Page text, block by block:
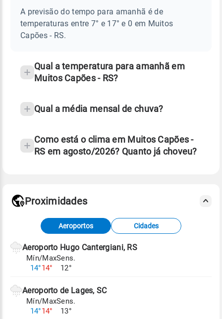
MUITOS
CAPÕES
sobre
chuva
A previsão do tempo para amanhã é de
temperaturas entre 7° e 17° e 0 em Muitos
Capões - RS.
Qual a temperatura para amanhã em
Muitos Capões - RS?
Qual a média mensal de chuva?
Como está o clima em Muitos Capões -
RS em agosto/2026? Quanto já choveu?
Fonte: dados combinados de estações
meteorológicas e satélite do Centro de Previsão
de Tempo e Estudos Climáticos (CPTEC).
Para obter mais informações sobre os dados
Proximidades
Aeroportos Cidades
Aeroporto Hugo Cantergiani, RS
Mín/Max
14°14°
Sens.
12°
Aeroporto de Lages, SC
Mín/Max
14°14°
Sens.
13°